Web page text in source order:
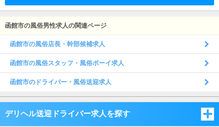
函館市の風俗男性求人の関連ページ
函館市の風俗店長・幹部候補求人
函館市の風俗スタッフ・風俗ボーイ求人
函館市のドライバー・風俗送迎求人
デリヘル送迎ドライバー求人を探す